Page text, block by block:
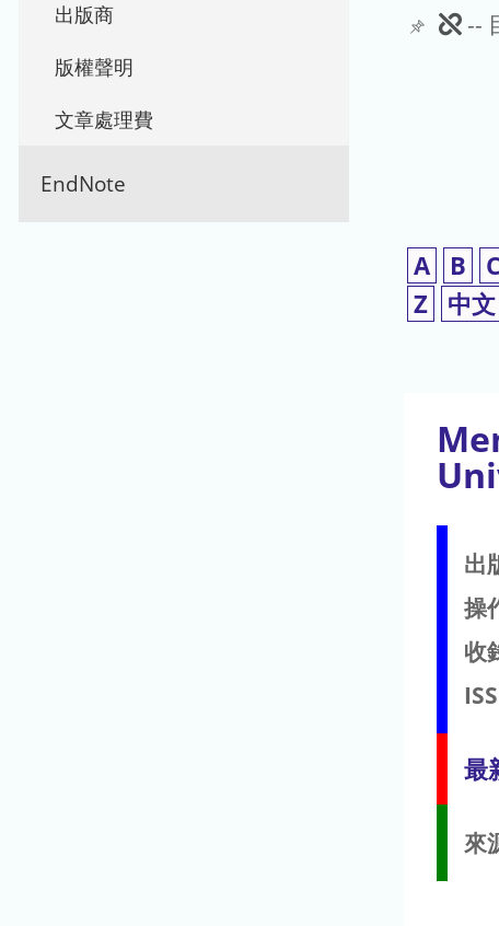
出版商
版權聲明
文章處理費
EndNote
此
使
用
--
A B C
Z
中文
出
操
收
最
來